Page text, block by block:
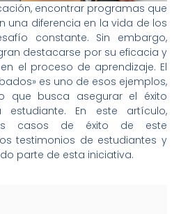
encontrar programas que
una diferencia en la vida de los
constante. Sin embargo,
destacarse por su eficacia y
el proceso de aprendizaje. El
es uno de esos ejemplos,
que busca asegurar el éxito
En este artículo,
casos de éxito de este
testimonios de estudiantes y
parte de esta iniciativa.